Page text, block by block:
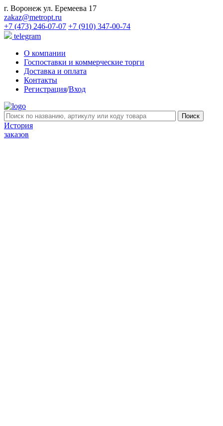
г. Воронеж ул. Еремеева 17
zakaz@metropt.ru
+7 (473) 246-07-07 +7 (910) 347-00-74
telegram
О компании
Госпоставки и коммерческие торги
Доставка и оплата
Контакты
Регистрация/Вход
История
заказов